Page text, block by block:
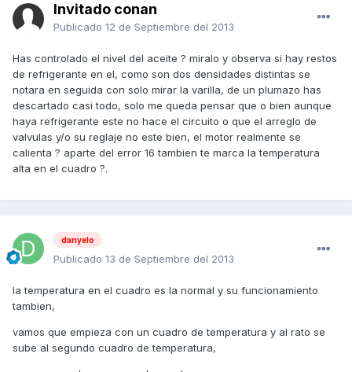
Invitado conan
Publicado 12 de Septiembre del 2013
Has controlado el nivel del aceite ? miralo y observa si hay restos
de refrigerante en el, como son dos densidades distintas se
notara en seguida con solo mirar la varilla, de un plumazo has
descartado casi todo, solo me queda pensar que o bien aunque
haya refrigerante este no hace el circuito o que el arreglo de
valvulas y/o su reglaje no este bien, el motor realmente se
calienta ? aparte del error 16 tambien te marca la temperatura
alta en el cuadro ?.
danyelo
Publicado 13 de Septiembre del 2013
la temperatura en el cuadro es la normal y su funcionamiento
tambien,
vamos que empieza con un cuadro de temperatura y al rato se
sube al segundo cuadro de temperatura,